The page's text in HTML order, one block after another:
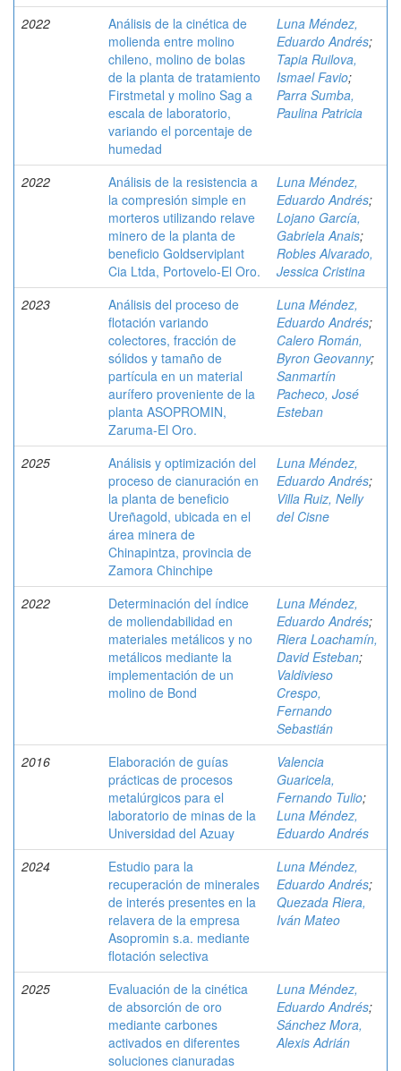
2022
Análisis de la cinética de
molienda entre molino
chileno, molino de bolas
de la planta de tratamiento
Firstmetal y molino Sag a
escala de laboratorio,
variando el porcentaje de
humedad
Luna Méndez,
Eduardo Andrés;
Tapia Ruilova,
Ismael Favio;
Parra Sumba,
Paulina Patricia
2022
Análisis de la resistencia a
la compresión simple en
morteros utilizando relave
minero de la planta de
beneficio Goldserviplant
Cia Ltda, Portovelo-El Oro.
Luna Méndez,
Eduardo Andrés;
Lojano García,
Gabriela Anais;
Robles Alvarado,
Jessica Cristina
2023
Análisis del proceso de
flotación variando
colectores, fracción de
sólidos y tamaño de
partícula en un material
aurífero proveniente de la
planta ASOPROMIN,
Zaruma-El Oro.
Luna Méndez,
Eduardo Andrés;
Calero Román,
Byron Geovanny;
Sanmartín
Pacheco, José
Esteban
2025
Análisis y optimización del
proceso de cianuración en
la planta de beneficio
Ureñagold, ubicada en el
área minera de
Chinapintza, provincia de
Zamora Chinchipe
Luna Méndez,
Eduardo Andrés;
Villa Ruiz, Nelly
del Cisne
2022
Determinación del índice
de moliendabilidad en
materiales metálicos y no
metálicos mediante la
implementación de un
molino de Bond
Luna Méndez,
Eduardo Andrés;
Riera Loachamín,
David Esteban;
Valdivieso
Crespo,
Fernando
Sebastián
2016
Elaboración de guías
prácticas de procesos
metalúrgicos para el
laboratorio de minas de la
Universidad del Azuay
Valencia
Guaricela,
Fernando Tulio;
Luna Méndez,
Eduardo Andrés
2024
Estudio para la
recuperación de minerales
de interés presentes en la
relavera de la empresa
Asopromin s.a. mediante
flotación selectiva
Luna Méndez,
Eduardo Andrés;
Quezada Riera,
Iván Mateo
2025
Evaluación de la cinética
de absorción de oro
mediante carbones
activados en diferentes
soluciones cianuradas
Luna Méndez,
Eduardo Andrés;
Sánchez Mora,
Alexis Adrián